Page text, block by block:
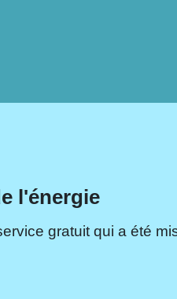
l'énergie
gratuit qui a été